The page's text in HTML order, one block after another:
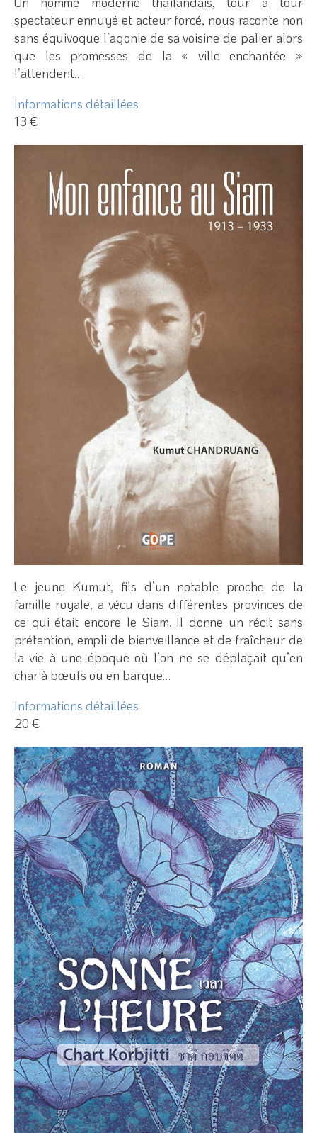
spectateur ennuyé et acteur forcé, nous raconte non
sans équivoque l’agonie de sa voisine de palier alors
que les promesses de la « ville enchantée »
l’attendent…
Informations détaillées
13 €
Le jeune Kumut, fils d’un notable proche de la
famille royale, a vécu dans différentes provinces de
ce qui était encore le Siam. Il donne un récit sans
prétention, empli de bienveillance et de fraîcheur de
la vie à une époque où l’on ne se déplaçait qu’en
char à bœufs ou en barque…
Informations détaillées
20 €